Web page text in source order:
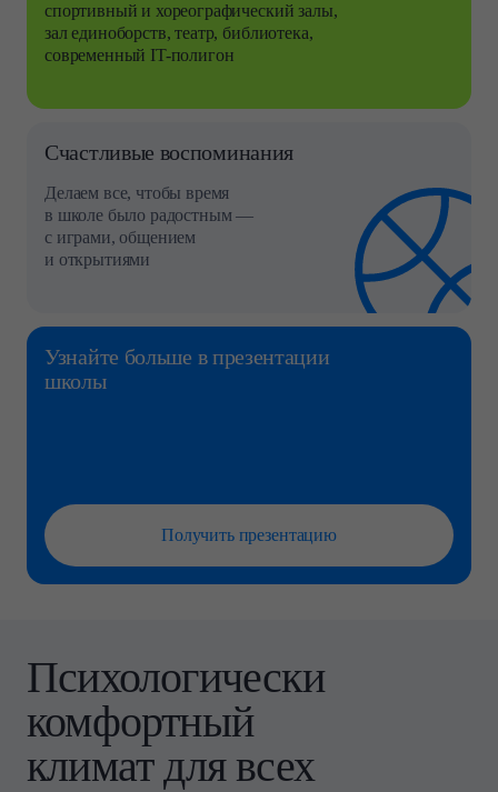
Узнайте больше в презентации
школы
Получить презентацию
спортивный и хореографический залы,
зал единоборств, театр, библиотека,
современный IT-полигон
Счастливые воспоминания
Делаем все, чтобы время
в школе было радостным —
с играми, общением
и открытиями
Психологически
комфортный
климат для всех